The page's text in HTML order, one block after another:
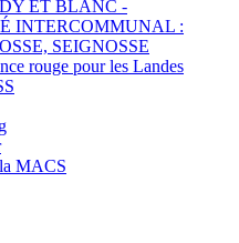
ET BLANC -
INTERCOMMUNAL :
SEIGNOSSE
rouge pour les Landes
MACS